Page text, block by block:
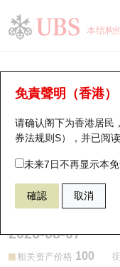
本结构
免責聲明（香港）
请确认阁下为香港居民
券法规则S），并已阅
未来7日不再显示本免
確認 取消
认股证分析仪
表现 街货统计 比较
13332 瑞银
2026-08-07
相关资产价格 100
瑞银认股证一览
新发行瑞银认股证
即将到期认股证
认股证到期结算价查找
认股证分析仪
街货统计
比较
牛熊全景快搜
牛熊证搜寻
牛熊证街货分布图
正股牛熊证列表
新发行瑞银牛熊证
街货统计
比较
十大升幅/跌幅
十大认股证成交分布
十天股证占大市成交
资金流
街货统计
正股分析仪
二十大活跃股份
恒指成份股
国指成份股
科指成份股
持股比重
显示所有持股比重
每月轮证大市专题
轮证专栏
讲座及教育短片
认股证投资者教育
牛熊证投资者教育